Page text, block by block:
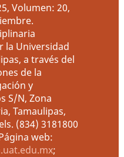
Volumen: 20,
la Universidad
a través del
de la
y
S/N, Zona
Tamaulipas,
(834) 3181800
web:
;